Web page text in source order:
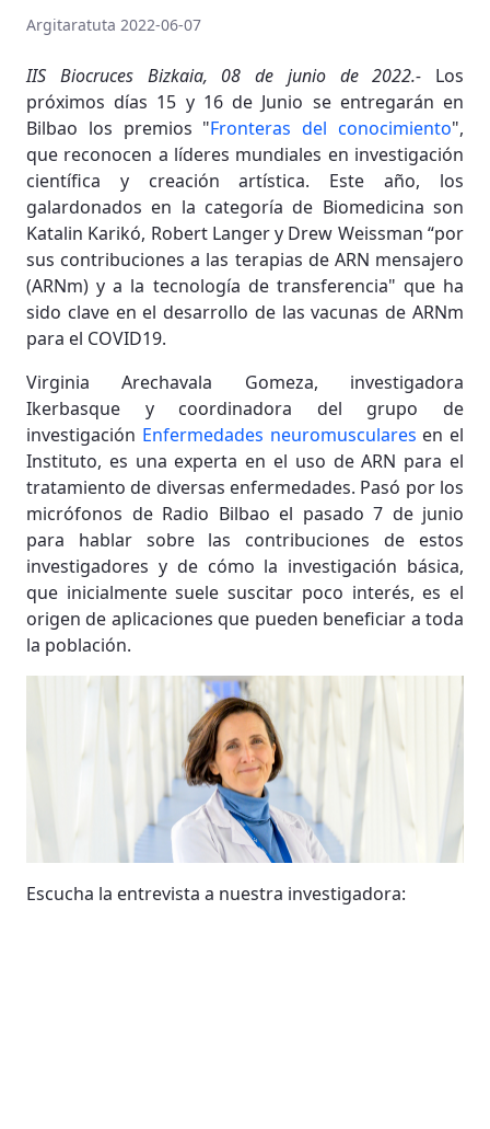
Argitaratuta 2022-06-07
IIS Biocruces Bizkaia, 08 de junio de 2022.- Los
próximos días 15 y 16 de Junio se entregarán en
Bilbao los premios "Fronteras del conocimiento",
que reconocen a líderes mundiales en investigación
científica y creación artística. Este año, los
galardonados en la categoría de Biomedicina son
Katalin Karikó, Robert Langer y Drew Weissman “por
sus contribuciones a las terapias de ARN mensajero
(ARNm) y a la tecnología de transferencia" que ha
sido clave en el desarrollo de las vacunas de ARNm
para el COVID19.
Virginia Arechavala Gomeza, investigadora
Ikerbasque y coordinadora del grupo de
investigación Enfermedades neuromusculares en el
Instituto, es una experta en el uso de ARN para el
tratamiento de diversas enfermedades. Pasó por los
micrófonos de Radio Bilbao el pasado 7 de junio
para hablar sobre las contribuciones de estos
investigadores y de cómo la investigación básica,
que inicialmente suele suscitar poco interés, es el
origen de aplicaciones que pueden beneficiar a toda
la población.
Escucha la entrevista a nuestra investigadora: